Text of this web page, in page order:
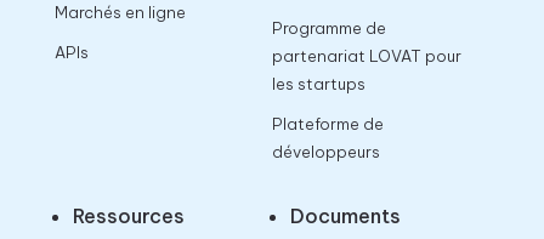
Marchés en ligne
APIs
Programme de
partenariat LOVAT pour
les startups
Plateforme de
développeurs
Ressources Documents